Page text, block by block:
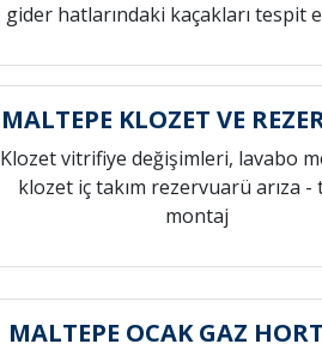
gider hatlarındaki kaçakları tespit
MALTEPE KLOZET VE
Klozet vitrifiye değişimleri, lavabo
klozet iç takım rezervuarü arıza -
montaj
MALTEPE OCAK GAZ